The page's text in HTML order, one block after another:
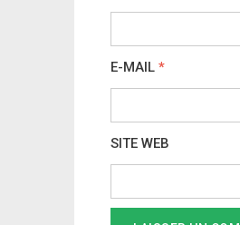
E-MAIL *
SITE WEB